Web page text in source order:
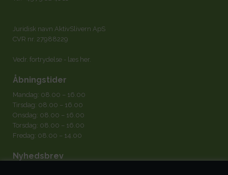
Juridisk navn AktivSlivern ApS
CVR nr. 27988229
Vedr. fortrydelse - læs her
Åbningstider
Mandag: 08.00 – 16.00
Tirsdag: 08.00 – 16.00
Onsdag: 08.00 – 16.00
Torsdag: 08.00 – 16.00
Fredag: 08.00 – 14.00
Nyhedsbrev